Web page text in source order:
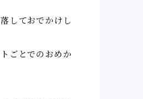
しておでかけし
ごとでのおめか